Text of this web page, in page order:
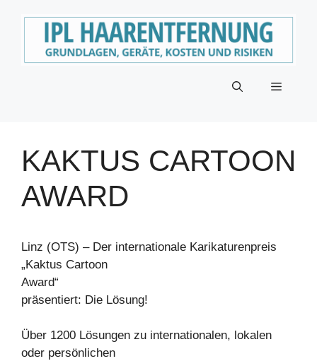
Menü
KAKTUS CARTOON
AWARD
Linz (OTS) – Der internationale Karikaturenpreis
„Kaktus Cartoon
Award“
präsentiert: Die Lösung!
Über 1200 Lösungen zu internationalen, lokalen
oder persönlichen